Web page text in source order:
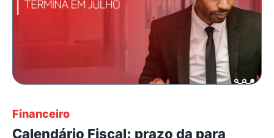
Financeiro
Calendário Fiscal: prazo da para